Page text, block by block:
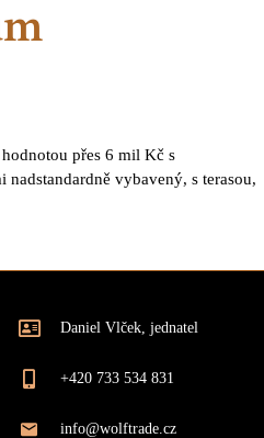
přes 6 mil Kč s
vybavený, s terasou,
Daniel Vlček, jednatel
+420 733 534 831
info@wolftrade.cz